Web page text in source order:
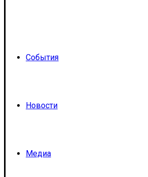
События
Новости
Медиа